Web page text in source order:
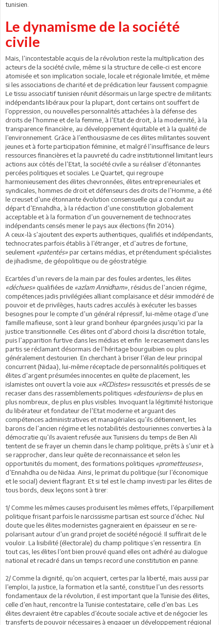
tunisien.
Le dynamisme de la société
civile
Mais, l’incontestable acquis de la révolution reste la multiplication des
acteurs de la société civile, même si la structure de celle-ci est encore
atomisée et son implication sociale, locale et régionale limitée, et même
si les associations de charité et de prédication leur faussent compagnie.
Le tissu associatif tunisien réunit désormais un large spectre de militants:
indépendants libéraux pour la plupart, dont certains ont souffert de
l’oppression, ou nouvelles personnalités attachées à la défense des
droits de l’homme et de la femme, à l’Etat de droit, à la modernité, à la
transparence financière, au développement équitable et à la qualité de
l’environnement. Grâce à l’enthousiasme de ces élites militantes souvent
jeunes et à forte participation féminine, et malgré l’insuffisance de leurs
ressources financières et la pauvreté du cadre institutionnel limitant leurs
actions aux côtés de l’Etat, la société civile a su réaliser d’étonnantes
percées politiques et sociales. Le Quartet, qui regroupe
harmonieusement des élites chevronnées, élites entrepreneuriales et
syndicales, hommes de droit et défenseurs des droits de l’Homme, a été
le creuset d’une étonnante évolution consensuelle qui a conduit au
départ d’Ennahdha, à la rédaction d’une constitution globalement
acceptable et à la formation d’un gouvernement de technocrates
indépendants censés mener le pays aux élections (fin 2014).
A ceux-là s’ajoutent des experts authentiques, qualifiés et indépendants,
technocrates parfois établis à l’étranger, et d’autres de fortune,
seulement«patentés»par certains médias, et prétendument spécialistes
de jihadisme, de géopolitique ou de géostratégie.
Ecartées d’un revers de la main par des foules ardentes, les élites
«déchues» qualifiées de «azlam Annidham» , résidus de l’ancien régime,
compétences jadis privilégiées alliant complaisance et désir immodéré de
pouvoir et de privilèges, hauts cadres acculés à exécuter les basses
besognes pour le compte d’un général répressif, lui-même otage d’une
famille mafieuse, sont à leur grand bonheur épargnées jusqu’ici par la
justice transitionnelle. Ces élites ont d’abord choisi la discrétion totale,
puis l’apparition furtive dans les médias et enfin le recasement dans les
partis se réclamant désormais de l’héritage bourguibien ou plus
généralement destourien. En cherchant à briser l’élan de leur principal
concurrent (Nidaa), lui-même réceptacle de personnalités politiques et
élites d’argent présumées innocentes en quête de placement, les
islamistes ont ouvert la voie aux «RCDistes»ressuscités et pressés de se
recaser dans des rassemblements politiques «destouriens» de plus en
plus nombreux, de plus en plus visibles. Invoquant la légitimité historique
du libérateur et fondateur de l’Etat moderne et arguant des
compétences administratives et managériales qu’ils détiennent, les
barons de l’ancien régime et les notabilités destouriennes converties à la
démocratie qu’ils avaient refusée aux Tunisiens du temps de Ben Ali
tentent de se frayer un chemin dans le champ politique, prêts à s’unir et à
se rapprocher, dans leur quête de reconnaissance et selon les
opportunités du moment, des formations politiques «prometteuses»
d’Ennahdha ou de Nidaa. Ainsi, le primat du politique (sur l’économique
et le social) devient flagrant. Et si tel est le champ investi par les élites de
tous bords, deux leçons sont à tirer:
1/ Comme les mêmes causes produisent les mêmes effets, l’éparpillement
politique frisant parfois le narcissisme partisan est source d’échec. Nul
doute que les élites modernistes gagneraient en épaisseur en se re-
polarisant autour d’un grand projet de société négocié. Il suffirait de le
vouloir. La lisibilité (électorale) du champ politique s’en ressentira. En
tout cas, les élites l’ont bien prouvé quand elles ont adhéré au dialogue
national et recadré dans un temps record une constitution en panne.
2/ Comme la dignité, qu’on acquiert, certes par la liberté, mais aussi par
l’emploi, la justice, la formation et la santé, constitue l’un des ressorts
fondamentaux de la révolution, il est important que la Tunisie des élites,
celle d’en haut, rencontre la Tunisie contestataire, celle d’en bas. Les
élites devraient être capables d’écoute sociale active et de négocier les
transferts de pouvoir nécessaires à engager un développement régional